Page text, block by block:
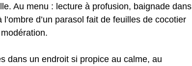
Au menu : lecture à profusion, baignade dans
d’un parasol fait de feuilles de cocotier
dans un endroit si propice au calme, au